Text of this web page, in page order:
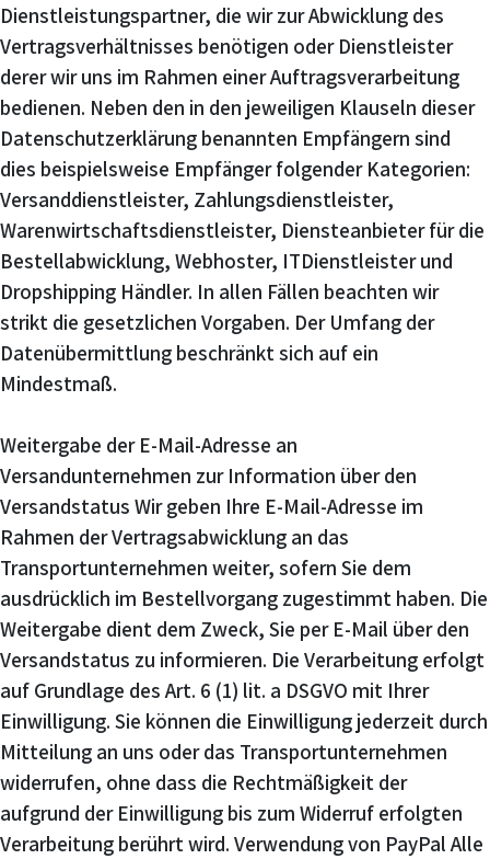
Dienstleistungspartner, die wir zur Abwicklung des
Vertragsverhältnisses benötigen oder Dienstleister
derer wir uns im Rahmen einer Auftragsverarbeitung
bedienen. Neben den in den jeweiligen Klauseln dieser
Datenschutzerklärung benannten Empfängern sind
dies beispielsweise Empfänger folgender Kategorien:
Versanddienstleister, Zahlungsdienstleister,
Warenwirtschaftsdienstleister, Diensteanbieter für die
Bestellabwicklung, Webhoster, ITDienstleister und
Dropshipping Händler. In allen Fällen beachten wir
strikt die gesetzlichen Vorgaben. Der Umfang der
Datenübermittlung beschränkt sich auf ein
Mindestmaß.
Weitergabe der E-Mail-Adresse an
Versandunternehmen zur Information über den
Versandstatus Wir geben Ihre E-Mail-Adresse im
Rahmen der Vertragsabwicklung an das
Transportunternehmen weiter, sofern Sie dem
ausdrücklich im Bestellvorgang zugestimmt haben. Die
Weitergabe dient dem Zweck, Sie per E-Mail über den
Versandstatus zu informieren. Die Verarbeitung erfolgt
auf Grundlage des Art. 6 (1) lit. a DSGVO mit Ihrer
Einwilligung. Sie können die Einwilligung jederzeit durch
Mitteilung an uns oder das Transportunternehmen
widerrufen, ohne dass die Rechtmäßigkeit der
aufgrund der Einwilligung bis zum Widerruf erfolgten
Verarbeitung berührt wird. Verwendung von PayPal Alle